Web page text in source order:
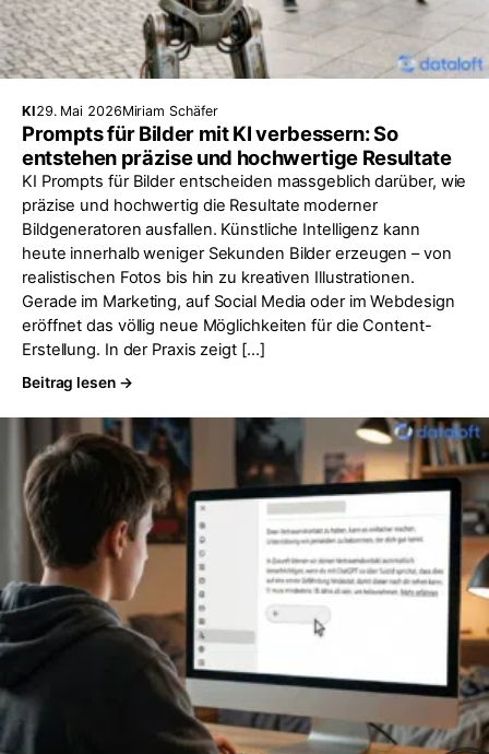
KI29. Mai 2026Miriam Schäfer
Prompts für Bilder mit KI verbessern: So
entstehen präzise und hochwertige Resultate
KI Prompts für Bilder entscheiden massgeblich darüber, wie
präzise und hochwertig die Resultate moderner
Bildgeneratoren ausfallen. Künstliche Intelligenz kann
heute innerhalb weniger Sekunden Bilder erzeugen – von
realistischen Fotos bis hin zu kreativen Illustrationen.
Gerade im Marketing, auf Social Media oder im Webdesign
eröffnet das völlig neue Möglichkeiten für die Content-
Erstellung. In der Praxis zeigt […]
Beitrag lesen →